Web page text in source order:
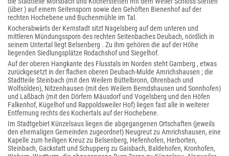
(über ) auf einem Seitensporn sowie den Gehöften Bienenhof auf der
rechten Hochebene und Buchenmühle im Tal.
Kocherabwärts der Kernstadt sitzt Nagelsberg auf dem unteren und
mittleren Mündungssporn des rechten Seitenbaches Deubach, nördlich in
seinem Untertal liegt Belsenberg . Zu ihm gehören die auf der Höhe
liegenden Siedlungsplätze Rodachshof und Siegelhof.
Auf der oberen Hangkante des Flusstals im Norden steht Garnberg , etwas
zurückgesetzt in der flachen oberen Deubach-Mulde Amrichshausen ; die
Stadtteile Steinbach (mit den Weilern Büttelbronn, Ohrenbach und
Wolfsölden), Nitzenhausen (mit den Weilern Berndshausen und Sonnhofen)
und Laßbach (mit den Dörfern Mäusdorf und Vogelsberg und den Höfen
Falkenhof, Kügelhof und Rappoldsweiler Hof) liegen fast alle in weiterer
Entfernung rechts des Kochertals auf der Hochebene.
Im Stadtgebiet Künzelsaus liegen die abgegangenen Ortschaften (jeweils
den ehemaligen Gemeinden zugeordnet) Neugreut zu Amrichshausen, eine
Kapelle zum heiligen Kreuz zu Belsenberg, Hefenhofen, Herborten,
Steinbach, Gackstatt und Schupperg zu Gaisbach, Baldehofen, Kronhofen,